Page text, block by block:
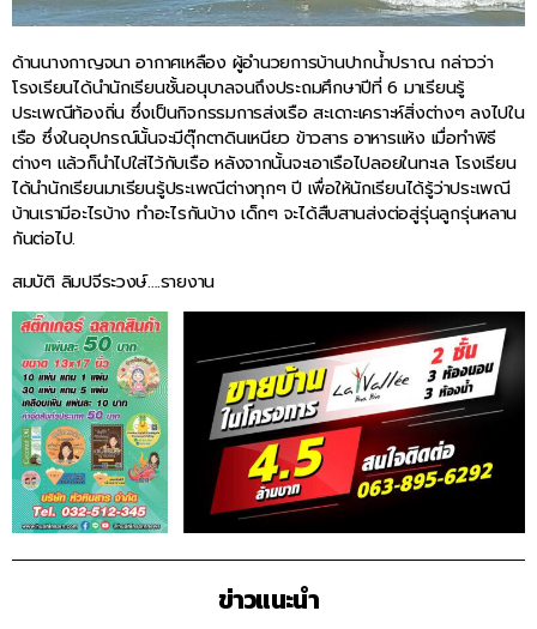
ด้านนางกาญจนา อากาศเหลือง ผู้อำนวยการบ้านปากน้ำปราณ กล่าวว่า
โรงเรียนได้นำนักเรียนชั้นอนุบาลจนถึงประถมศึกษาปีที่ 6 มาเรียนรู้
ประเพณีท้องถิ่น ซึ่งเป็นกิจกรรมการส่งเรือ สะเดาะเคราะห์สิ่งต่างๆ ลงไปใน
เรือ ซึ่งในอุปกรณ์นั้นจะมีตุ๊กตาดินเหนียว ข้าวสาร อาหารแห้ง เมื่อทำพิธี
ต่างๆ แล้วก็นำไปใส่ไว้กับเรือ หลังจากนั้นจะเอาเรือไปลอยในทะเล โรงเรียน
ได้นำนักเรียนมาเรียนรู้ประเพณีต่างทุกๆ ปี เพื่อให้นักเรียนได้รู้ว่าประเพณี
บ้านเรามีอะไรบ้าง ทำอะไรกันบ้าง เด็กๆ จะได้สืบสานส่งต่อสู่รุ่นลูกรุ่นหลาน
กันต่อไป.
สมบัติ ลิมปจีระวงษ์….รายงาน
ข่าวแนะนำ